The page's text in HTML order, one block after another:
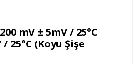
mV ± 5mV / 25°C
25°C (Koyu Şişe